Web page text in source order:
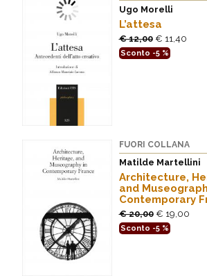
Ugo Morelli
L’attesa
€ 12,00 € 11,40
Sconto -5 %
FUORI COLLANA
Matilde Martellini
Architecture,
and
Contemporary
€ 20,00 € 19,00
Sconto -5 %